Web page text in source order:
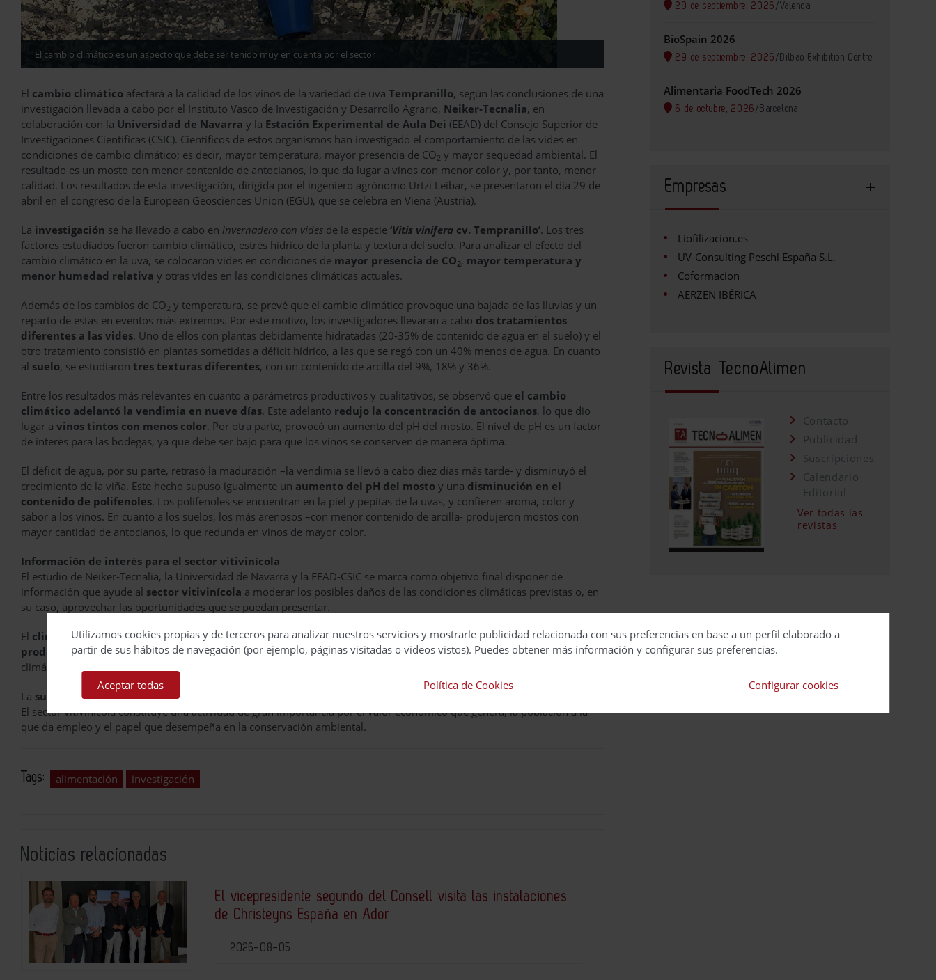
El cambio climático es un aspecto que debe ser tenido muy en cuenta por el sector
El cambio climático afectará a la calidad de los vinos de la variedad de uva Tempranillo, según las conclusiones de una
investigación llevada a cabo por el Instituto Vasco de Investigación y Desarrollo Agrario, Neiker-Tecnalia, en
colaboración con la Universidad de Navarra y la Estación Experimental de Aula Dei (EEAD) del Consejo Superior de
Investigaciones Científicas (CSIC). Científicos de estos organismos han investigado el comportamiento de las vides en
condiciones de cambio climático; es decir, mayor temperatura, mayor presencia de CO2 y mayor sequedad ambiental. El
resultado es un mosto con menor contenido de antocianos, lo que da lugar a vinos con menor color y, por tanto, menor
calidad. Los resultados de esta investigación, dirigida por el ingeniero agrónomo Urtzi Leibar, se presentaron el día 29 de
abril en el congreso de la European Geosciences Union (EGU), que se celebra en Viena (Austria).
La investigación se ha llevado a cabo en invernadero con vides de la especie ‘Vitis vinifera cv. Tempranillo’. Los tres
factores estudiados fueron cambio climático, estrés hídrico de la planta y textura del suelo. Para analizar el efecto del
cambio climático en la uva, se colocaron vides en condiciones de mayor presencia de CO2, mayor temperatura y
menor humedad relativa y otras vides en las condiciones climáticas actuales.
Además de los cambios de CO2 y temperatura, se prevé que el cambio climático provoque una bajada de las lluvias y un
reparto de estas en eventos más extremos. Por este motivo, los investigadores llevaran a cabo dos tratamientos
diferentes a las vides. Uno de ellos con plantas debidamente hidratadas (20-35% de contenido de agua en el suelo) y el
otro tratamiento consistió en plantas sometidas a déficit hídrico, a las que se regó con un 40% menos de agua. En cuanto
al suelo, se estudiaron tres texturas diferentes, con un contenido de arcilla del 9%, 18% y 36%.
Entre los resultados más relevantes en cuanto a parámetros productivos y cualitativos, se observó que el cambio
climático adelantó la vendimia en nueve días. Este adelanto redujo la concentración de antocianos, lo que dio
lugar a vinos tintos con menos color. Por otra parte, provocó un aumento del pH del mosto. El nivel de pH es un factor
de interés para las bodegas, ya que debe ser bajo para que los vinos se conserven de manera óptima.
El déficit de agua, por su parte, retrasó la maduración –la vendimia se llevó a cabo diez días más tarde- y disminuyó el
crecimiento de la viña. Este hecho supuso igualmente un aumento del pH del mosto y una disminución en el
contenido de polifenoles. Los polifenoles se encuentran en la piel y pepitas de la uvas, y confieren aroma, color y
sabor a los vinos. En cuanto a los suelos, los más arenosos –con menor contenido de arcilla- produjeron mostos con
mayor cantidad de antocianos, lo que redunda en vinos de mayor color.
Información de interés para el sector vitivinícola
El estudio de Neiker-Tecnalia, la Universidad de Navarra y la EEAD-CSIC se marca como objetivo final disponer de
información que ayude al sector vitivinícola a moderar los posibles daños de las condiciones climáticas previstas o, en
su caso, aprovechar las oportunidades que se puedan presentar.
El clima es el factor que mayor influencia tiene sobre la idoneidad de una región para el cultivo de la vid y la
producción de vino, puesto que afecta directamente al desarrollo del viñedo y la calidad de la uva. Por tanto, el cambio
climático es un aspecto que debe ser tenido muy en cuenta por el sector.
La superficie estatal de viñedo asciende a 954.000 hectáreas
El sector vitivinícola constituye una actividad de gran importancia por el valor económico que genera, la población a la
que da empleo y el papel que desempeña en la conservación ambiental.
Tags: alimentación investigación
Noticias relacionadas
El vicepresidente segundo del Consell visita las instalaciones
de Christeyns España en Ador
2026-08-05
29 de septiembre, 2026 /Valencia
BioSpain 2026
29 de septiembre, 2026 / Bilbao Exhibition Centre
Alimentaria FoodTech 2026
6 de octubre, 2026 / Barcelona
Empresas
Liofilizacion.es
UV-Consulting Peschl España S.L.
Coformacion
AERZEN IBÉRICA
Revista TecnoAlimen
Contacto
Publicidad
Suscripciones
Calendario
Editorial
Ver todas las
revistas
Utilizamos cookies propias y de terceros para analizar nuestros servicios y mostrarle publicidad relacionada con sus preferencias en base a un perfil elaborado a
partir de sus hábitos de navegación (por ejemplo, páginas visitadas o videos vistos). Puedes obtener más información y configurar sus preferencias.
Aceptar todas Política de Cookies Configurar cookies